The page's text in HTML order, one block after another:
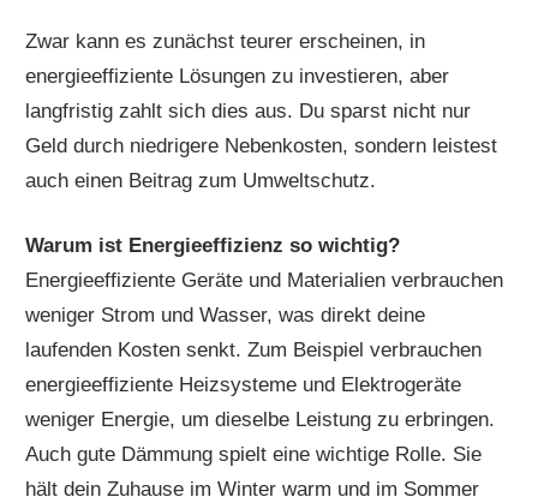
Zwar kann es zunächst teurer erscheinen, in
energieeffiziente Lösungen zu investieren, aber
langfristig zahlt sich dies aus. Du sparst nicht nur
Geld durch niedrigere Nebenkosten, sondern leistest
auch einen Beitrag zum Umweltschutz.
Warum ist Energieeffizienz so wichtig?
Energieeffiziente Geräte und Materialien verbrauchen
weniger Strom und Wasser, was direkt deine
laufenden Kosten senkt. Zum Beispiel verbrauchen
energieeffiziente Heizsysteme und Elektrogeräte
weniger Energie, um dieselbe Leistung zu erbringen.
Auch gute Dämmung spielt eine wichtige Rolle. Sie
hält dein Zuhause im Winter warm und im Sommer